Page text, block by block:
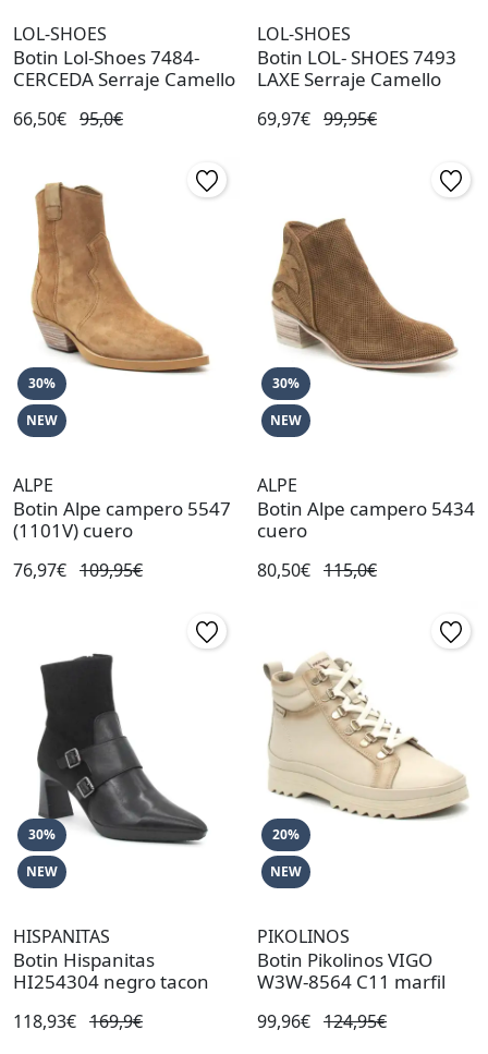
LOL-SHOES
Botin Lol-Shoes 7484-
CERCEDA Serraje Camello
66,50€ 95,0€
LOL-SHOES
Botin LOL- SHOES 7493
LAXE Serraje Camello
69,97€ 99,95€
30%
NEW
ALPE
Botin Alpe campero 5547
(1101V) cuero
76,97€ 109,95€
30%
NEW
ALPE
Botin Alpe campero 5434
cuero
80,50€ 115,0€
30%
NEW
HISPANITAS
Botin Hispanitas
HI254304 negro tacon
118,93€ 169,9€
20%
NEW
PIKOLINOS
Botin Pikolinos VIGO
W3W-8564 C11 marfil
99,96€ 124,95€